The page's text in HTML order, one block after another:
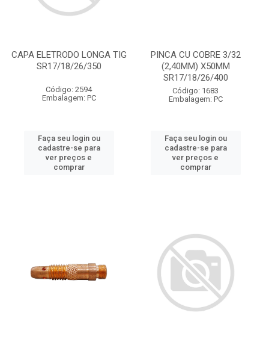
CAPA ELETRODO LONGA TIG
SR17/18/26/350
Código: 2594
Embalagem: PC
Faça seu login ou
cadastre-se para
ver preços e
comprar
PINCA CU COBRE 3/32
(2,40MM) X50MM
SR17/18/26/400
Código: 1683
Embalagem: PC
Faça seu login ou
cadastre-se para
ver preços e
comprar